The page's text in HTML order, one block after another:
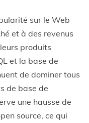
sur le Web
et à des revenus
produits
et la base de
de dominer tous
de base de
une hausse de
source, ce qui